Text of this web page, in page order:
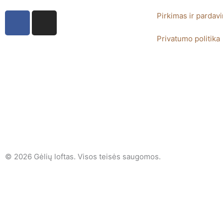
Pirkimas ir
Privatumo politika
© 2026 Gėlių loftas. Visos teisės saugomos.